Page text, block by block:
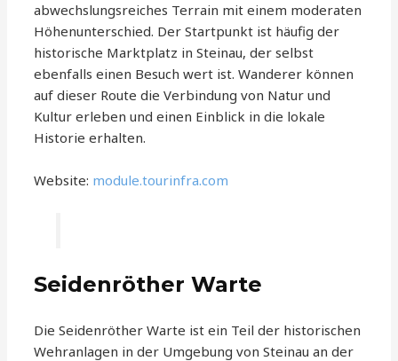
abwechslungsreiches Terrain mit einem moderaten
Höhenunterschied. Der Startpunkt ist häufig der
historische Marktplatz in Steinau, der selbst
ebenfalls einen Besuch wert ist. Wanderer können
auf dieser Route die Verbindung von Natur und
Kultur erleben und einen Einblick in die lokale
Historie erhalten.
Website: module.tourinfra.com
Seidenröther Warte
Die Seidenröther Warte ist ein Teil der historischen
Wehranlagen in der Umgebung von Steinau an der